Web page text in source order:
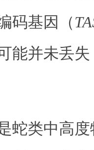
码基因（
能并未丢
蛇类中高